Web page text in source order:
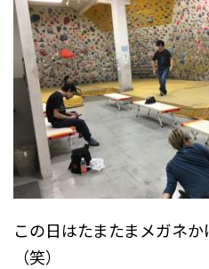
この日はたまたまメガネ
（笑）